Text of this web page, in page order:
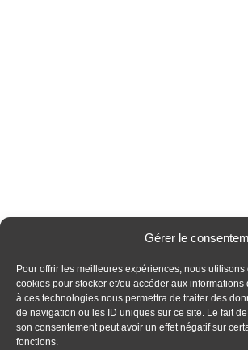
Gérer le
Pour offrir les meilleures expériences, nous
cookies pour stocker et/ou accéder aux
à ces technologies nous permettra de traiter des
de navigation ou les ID uniques sur ce site. Le fait
son consentement peut avoir un effet négatif sur
fonctions.